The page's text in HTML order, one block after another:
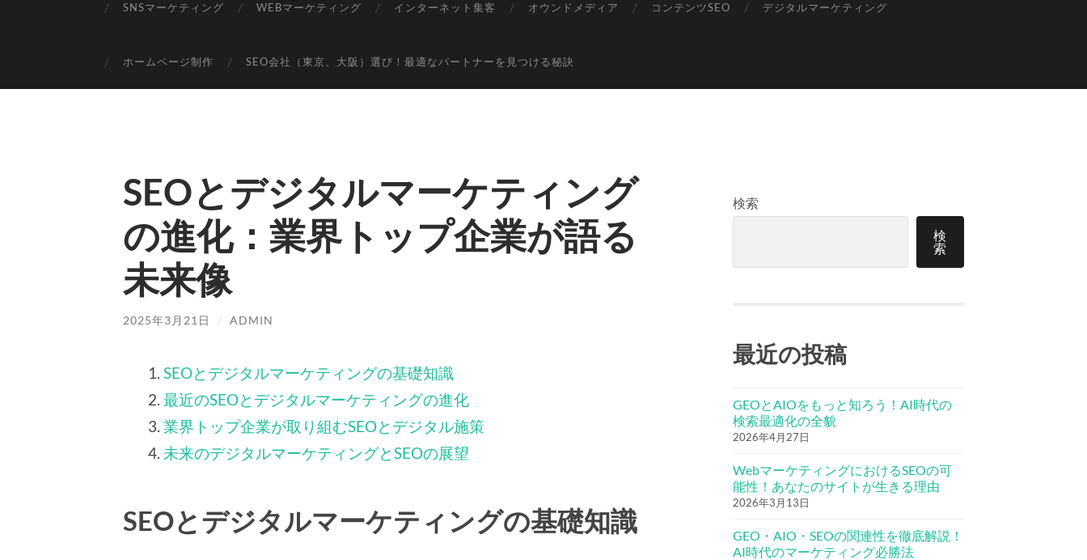
SNSマーケティング WEBマーケティング インターネット集客 オウンドメディア コンテンツSEO デジタルマーケティング
ホームページ制作 SEO会社（東京、大阪）選び！最適なパートナーを見つける秘訣
SEOとデジタルマーケティング
の進化：業界トップ企業が語る
未来像
2025年3月21日 / ADMIN
SEOとデジタルマーケティングの基礎知識
最近のSEOとデジタルマーケティングの進化
業界トップ企業が取り組むSEOとデジタル施策
未来のデジタルマーケティングとSEOの展望
SEOとデジタルマーケティングの基礎知識
検索
検
索
最近の投稿
GEOとAIOをもっと知ろう！AI時代の
検索最適化の全貌
2026年4月27日
WebマーケティングにおけるSEOの可
能性！あなたのサイトが生きる理由
2026年3月13日
GEO・AIO・SEOの関連性を徹底解説！
AI時代のマーケティング必勝法